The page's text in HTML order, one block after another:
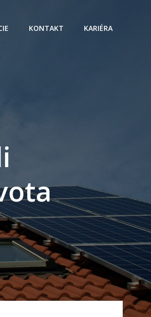
KONTAKT KARIÉRA